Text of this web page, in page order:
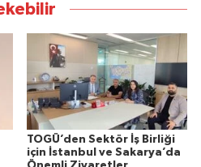
TOGÜ’den Sektör İş Birliği
için İstanbul ve Sakarya’da